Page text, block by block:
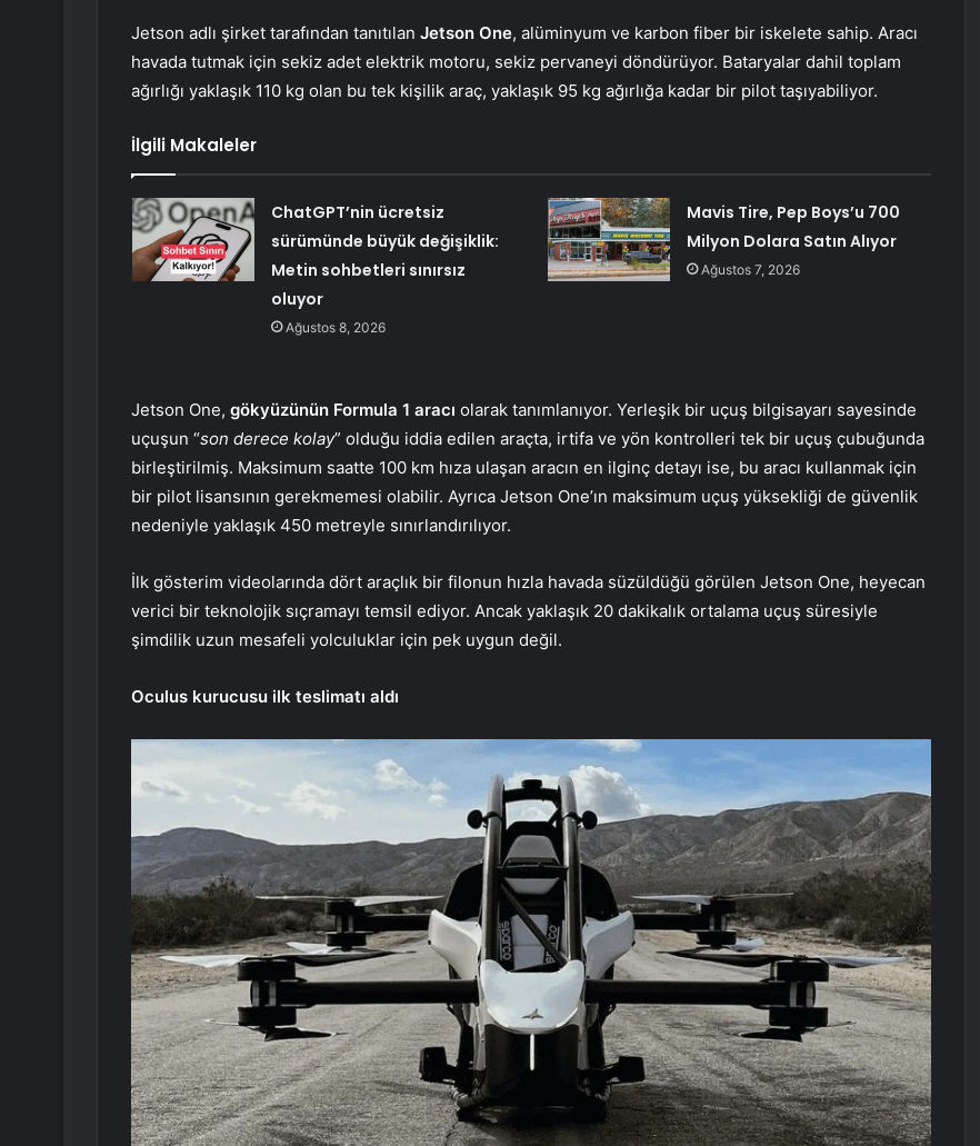
Jetson adlı şirket tarafından tanıtılan Jetson One, alüminyum ve karbon fiber bir iskelete sahip. Aracı
havada tutmak için sekiz adet elektrik motoru, sekiz pervaneyi döndürüyor. Bataryalar dahil toplam
ağırlığı yaklaşık 110 kg olan bu tek kişilik araç, yaklaşık 95 kg ağırlığa kadar bir pilot taşıyabiliyor.
İlgili Makaleler
ChatGPT’nin ücretsiz
sürümünde büyük değişiklik:
Metin sohbetleri sınırsız
oluyor
Ağustos 8, 2026
Mavis Tire, Pep Boys’u 700
Milyon Dolara Satın Alıyor
Ağustos 7, 2026
Jetson One, gökyüzünün Formula 1 aracı olarak tanımlanıyor. Yerleşik bir uçuş bilgisayarı sayesinde
uçuşun “son derece kolay” olduğu iddia edilen araçta, irtifa ve yön kontrolleri tek bir uçuş çubuğunda
birleştirilmiş. Maksimum saatte 100 km hıza ulaşan aracın en ilginç detayı ise, bu aracı kullanmak için
bir pilot lisansının gerekmemesi olabilir. Ayrıca Jetson One’ın maksimum uçuş yüksekliği de güvenlik
nedeniyle yaklaşık 450 metreyle sınırlandırılıyor.
İlk gösterim videolarında dört araçlık bir filonun hızla havada süzüldüğü görülen Jetson One, heyecan
verici bir teknolojik sıçramayı temsil ediyor. Ancak yaklaşık 20 dakikalık ortalama uçuş süresiyle
şimdilik uzun mesafeli yolculuklar için pek uygun değil.
Oculus kurucusu ilk teslimatı aldı